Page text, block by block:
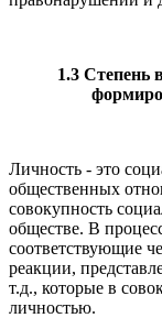
1.3 Степень
Личность - это
общественных
совокупность
обществе. В
соответствующие
реакции,
т.д., которые в
личностью.